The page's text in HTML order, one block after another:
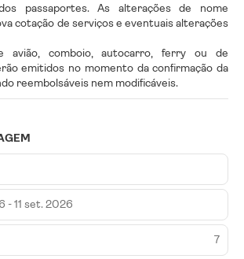
passaportes. As alterações de nome
cotação de serviços e eventuais alterações
avião, comboio, autocarro, ferry ou de
emitidos no momento da confirmação da
reembolsáveis nem modificáveis.
- 11 set. 2026
7